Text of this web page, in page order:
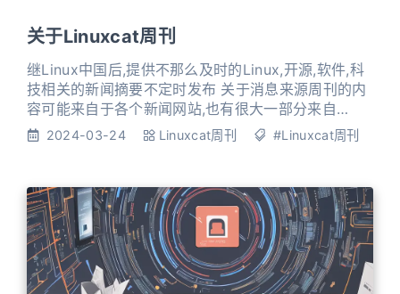
一份年度报
关于Linuxcat周刊
继Linux中国后,提供不那么及时的Linux,开源,软件,科
技相关的新闻摘要不定时发布 关于消息来源周刊的内
容可能来自于各个新闻网站,也有很大一部分来自
Telegram频道的摘要,甚至可能全篇都使用Telegram
养的，因为众所周知的原因，这种频道有很多反社会
人士发评论，他们在相关领域啥都不了解
2024-03-24 Linuxcat周刊 #Linuxcat周刊